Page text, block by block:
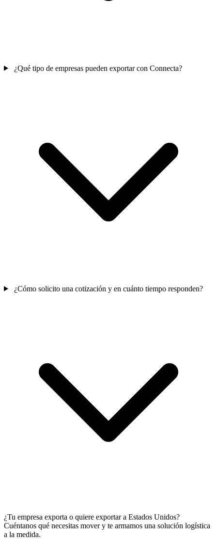
¿Qué tipo de empresas pueden exportar con Connecta?
¿Cómo solicito una cotización y en cuánto tiempo responden?
¿Tu empresa exporta o quiere exportar a Estados Unidos?
Cuéntanos qué necesitas mover y te armamos una solución logística
a la medida.